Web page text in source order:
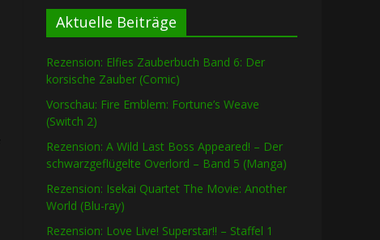
Aktuelle Beiträge
Rezension: Elfies Zauberbuch Band 6: Der
korsische Zauber (Comic)
Vorschau: Fire Emblem: Fortune’s Weave
(Switch 2)
Rezension: A Wild Last Boss Appeared! – Der
schwarzgeflügelte Overlord – Band 5 (Manga)
Rezension: Isekai Quartet The Movie: Another
World (Blu-ray)
Rezension: Love Live! Superstar!! – Staffel 1